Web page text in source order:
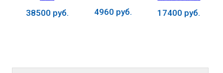
38500 руб. 4960 руб. 17400 руб.